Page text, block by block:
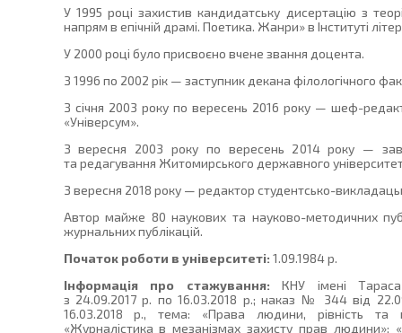
У 1995 році захистив кандидатську дисертацію з
напрям в епічній драмі. Поетика. Жанри» в Інституті
У 2000 році було присвоєно вчене звання доцента.
З 1996 по 2002 рік — заступник декана філологічного
З січня 2003 року по вересень 2016 року — шеф-
«Універсум».
З вересня 2003 року по вересень 2014 року —
та редагування Житомирського державного
З вересня 2018 року — редактор студентсько-
Автор майже 80 наукових та науково-методичних
журнальних публікацій.
Початок роботи в університеті: 1.09.1984 р.
Інформація про стажування: КНУ імені Тараса
з 24.09.2017 р. по 16.03.2018 р.; наказ № 344 від
16.03.2018 р., тема: «Права людини, рівність та
«Журналістика в мезанізмах захисту прав людини»;